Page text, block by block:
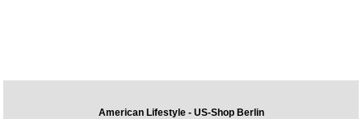
American Lifestyle - US-Shop Berlin